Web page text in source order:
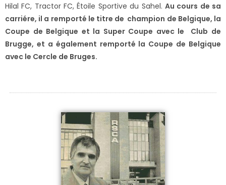
Hilal FC, Tractor FC, Étoile Sportive du Sahel. Au cours de sa
carriére, il a remporté le titre de champion de Belgique, la
Coupe de Belgique et la Super Coupe avec le Club de
Brugge, et a également remporté la Coupe de Belgique
avec le Cercle de Bruges.